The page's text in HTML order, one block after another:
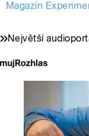
Magazín
Největší